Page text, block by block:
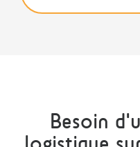
Besoin